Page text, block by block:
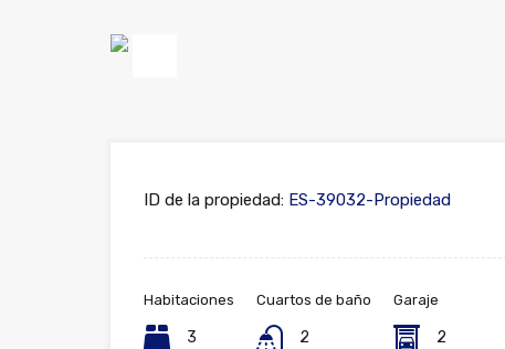
ID de la propiedad: ES-39032-Propiedad
Habitaciones
3
Cuartos de baño
2
Garaje
2